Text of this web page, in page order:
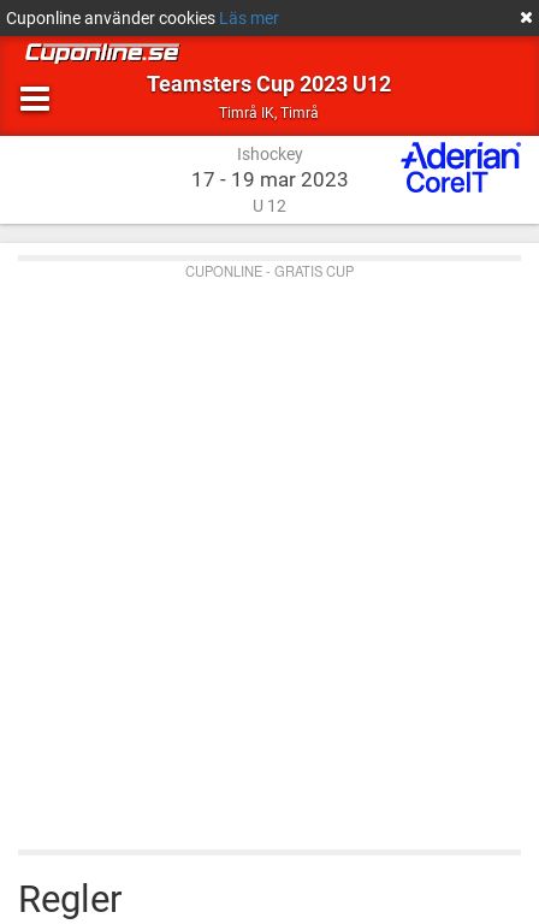
Cuponline använder cookies Läs mer
Teamsters Cup 2023 U12
Timrå IK,Ishockey
TimråTimrå
Ishockey
17 - 19 mar 2023
U 12
CUPONLINE - GRATIS CUP
Regler